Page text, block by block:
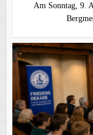
Am Sonntag, 9.